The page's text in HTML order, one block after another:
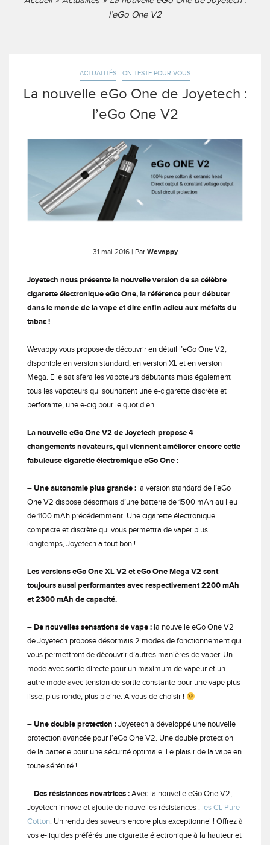
l’eGo One V2
ACTUALITÉS ON TESTE POUR VOUS
La nouvelle eGo One de Joyetech :
l’eGo One V2
31 mai 2016| Par Wevappy
Joyetech nous présente la nouvelle version de sa célèbre
cigarette électronique eGo One, la référence pour débuter
dans le monde de la vape et dire enfin adieu aux méfaits du
tabac !
Wevappy vous propose de découvrir en détail l’eGo One V2,
disponible en version standard, en version XL et en version
Mega. Elle satisfera les vapoteurs débutants mais également
tous les vapoteurs qui souhaitent une e-cigarette discrète et
perforante, une e-cig pour le quotidien.
La nouvelle eGo One V2 de Joyetech propose 4
changements novateurs, qui viennent améliorer encore cette
fabuleuse cigarette électromique eGo One :
– Une autonomie plus grande : la version standard de l’eGo
One V2 dispose désormais d’une batterie de 1500 mAh au lieu
de 1100 mAh précédemment. Une cigarette électronique
compacte et discrète qui vous permettra de vaper plus
longtemps, Joyetech a tout bon !
Les versions eGo One XL V2 et eGo One Mega V2 sont
toujours aussi performantes avec respectivement 2200 mAh
et 2300 mAh de capacité.
– De nouvelles sensations de vape : la nouvelle eGo One V2
de Joyetech propose désormais 2 modes de fonctionnement qui
vous permettront de découvrir d’autres manières de vaper. Un
mode avec sortie directe pour un maximum de vapeur et un
autre mode avec tension de sortie constante pour une vape plus
lisse, plus ronde, plus pleine. A vous de choisir !
– Une double protection : Joyetech a développé une nouvelle
protection avancée pour l’eGo One V2. Une double protection
de la batterie pour une sécurité optimale. Le plaisir de la vape en
toute sérénité !
– Des résistances novatrices : Avec la nouvelle eGo One V2,
Joyetech innove et ajoute de nouvelles résistances : les CL Pure
Cotton. Un rendu des saveurs encore plus exceptionnel ! Offrez à
vos e-liquides préférés une cigarette électronique à la hauteur et